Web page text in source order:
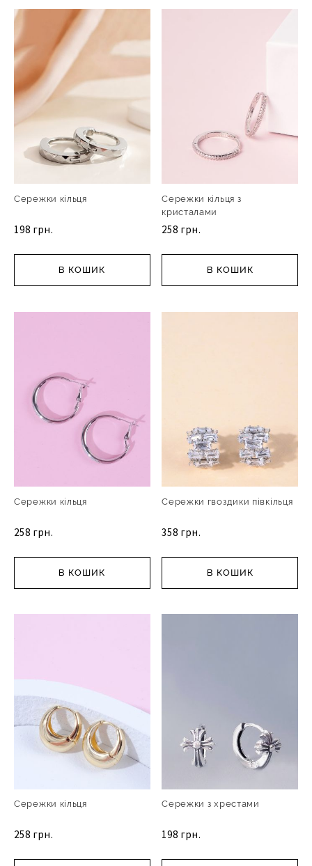
Сережки кільця
198 грн.
В КОШИК
Сережки кільця з
кристалами
258 грн.
В КОШИК
Сережки кільця
258 грн.
В КОШИК
Сережки гвоздики півкільця
358 грн.
В КОШИК
Сережки кільця
258 грн.
Сережки з хрестами
198 грн.